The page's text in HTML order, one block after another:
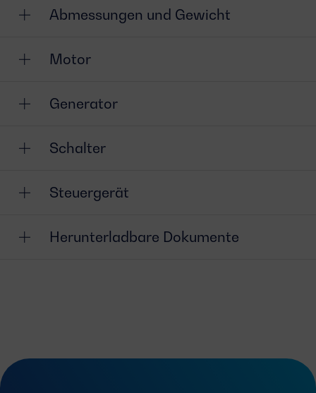
Abmessungen und Gewicht
Motor
Generator
Schalter
Steuergerät
Herunterladbare Dokumente